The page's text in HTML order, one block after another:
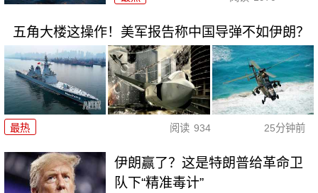
五角大楼这操作！美军报告称中国导弹不如伊朗？
最热 阅读 934 25分钟前
伊朗赢了？这是特朗普给革命卫
队下“精准毒计”